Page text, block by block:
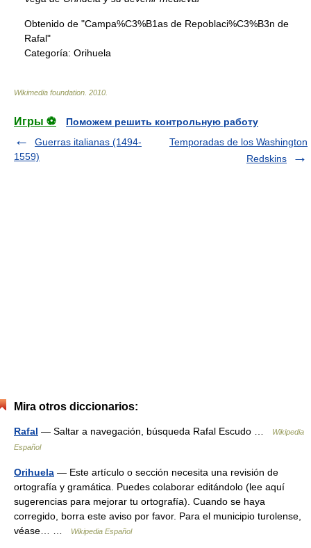
Obtenido de "Campa%C3%B1as de Repoblaci%C3%B3n de
Rafal"
Categoría: Orihuela
Wikimedia foundation 2010
Игры ⚽
Поможем решить контрольную работу
Guerras italianas (1494-
1559)
Temporadas de los Washington
Redskins
Mira otros diccionarios:
Rafal — Saltar a navegación, búsqueda Rafal Escudo …
Wikipedia
Español
Orihuela — Este artículo o sección necesita una revisión de
ortografía y gramática. Puedes colaborar editándolo (lee aquí
sugerencias para mejorar tu ortografía). Cuando se haya
corregido, borra este aviso por favor. Para el municipio turolense,
véase… …
Wikipedia Español